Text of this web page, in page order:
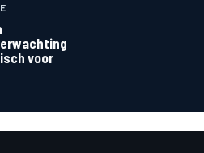
voor